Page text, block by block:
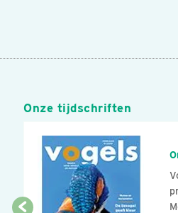
Onze tijdschriften